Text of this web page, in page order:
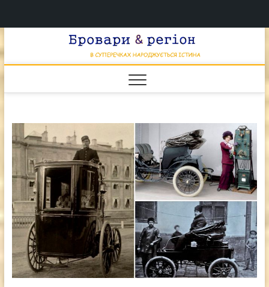
&
НАРОДЖУЄТЬСЯ